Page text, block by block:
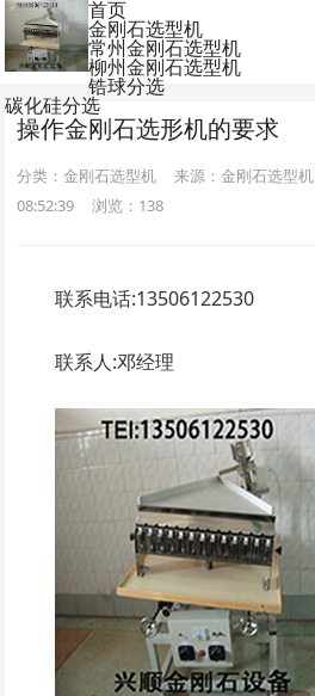
首页
金刚石选型机
常州金刚石选型机
柳州金刚石选型机
锆球分选
碳化硅分选
操作金刚石选形机的要求
分类：金刚石选型机 来源：金刚石选型机
08:52:39
浏览： 138
联系电话:13506122530
联系人:邓经理